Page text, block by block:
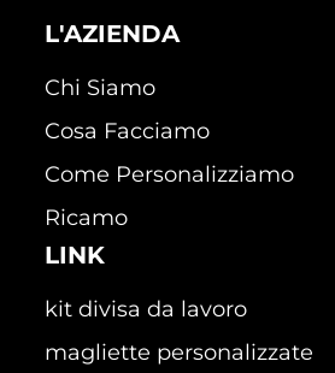
L'AZIENDA
Chi Siamo
Cosa Facciamo
Come Personalizziamo
Ricamo
LINK
kit divisa da lavoro
magliette personalizzate